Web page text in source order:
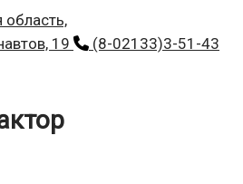
19
(8-02133)3-51-43